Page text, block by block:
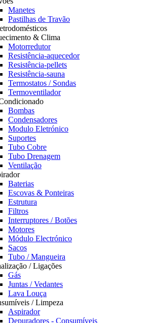
Manetes
Pastilhas de Travão
& Clima
Motorredutor
Resistência-aquecedor
Resistência-pellets
Resistência-sauna
Termostatos / Sondas
Termoventilador
Bombas
Condensadores
Modulo Eletrónico
Suportes
Tubo Cobre
Tubo Drenagem
Ventilação
Baterias
Escovas & Ponteiras
Estrutura
Filtros
Interruptores / Botões
Motores
Módulo Electrónico
Sacos
Tubo / Mangueira
/ Ligações
Gás
Juntas / Vedantes
Lava Louça
/ Limpeza
Aspirador
Depuradores - Consumíveis